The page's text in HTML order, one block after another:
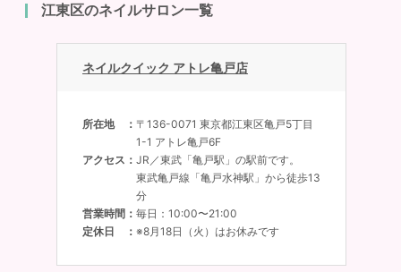
江東区のネイルサロン一覧
ネイルクイック アトレ亀戸店
所在地
〒136-0071 東京都江東区亀戸5丁目
1-1 アトレ亀戸6F
アクセス
JR／東武「亀戸駅」の駅前です。
東武亀戸線「亀戸水神駅」から徒歩13
分
営業時間
毎日：10:00〜21:00
定休日
※8月18日（火）はお休みです